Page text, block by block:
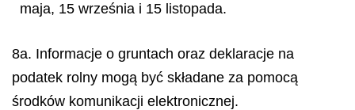
maja, 15 września i 15 listopada.
8a. Informacje o gruntach oraz deklaracje na
podatek rolny mogą być składane za pomocą
środków komunikacji elektronicznej.